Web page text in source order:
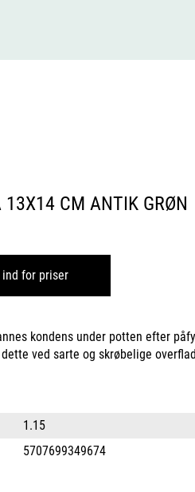
13X14 CM ANTIK GRØN
ind for priser
kondens under potten efter
ved sarte og skrøbelige
1.15
5707699349674